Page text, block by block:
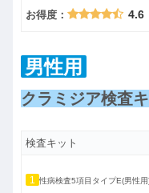
お得度： 4.6
男性用
クラミジア検査
検査キット
1 性病検査5項目タイプE(男性用